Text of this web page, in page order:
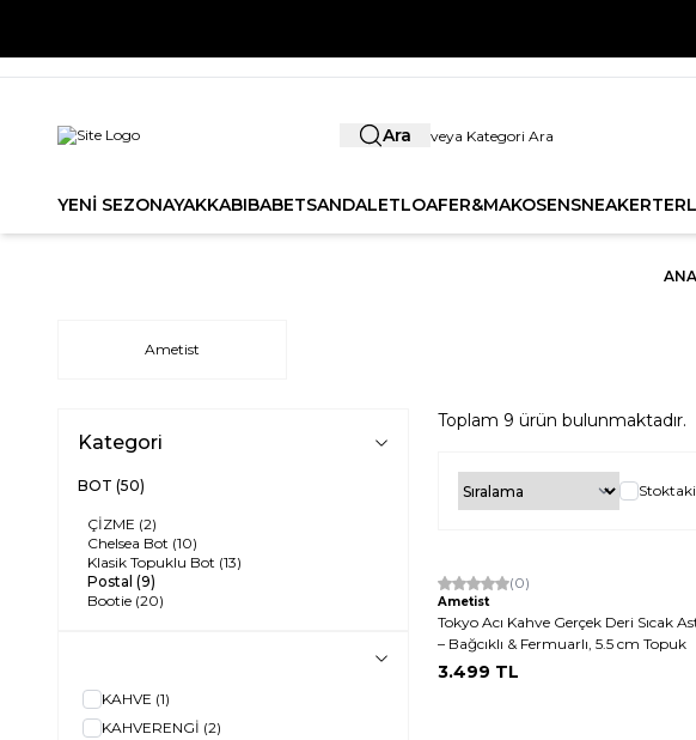
Ara
YENİ SEZONAYAKKABIBABETSANDALETLOAFER&MAKOSENSNEAKER
Ametist
Kategori
BOT (50)
ÇİZME (2)
Chelsea Bot (10)
Klasik Topuklu Bot (13)
Postal (9)
Bootie (20)
KAHVE (1)
KAHVERENGİ (2)
Toplam 9 ürün bulunmaktadır.
Yeni (0)
Ametist
Tokyo Acı Kahve Gerçek Deri Sıcak
– Bağcıklı & Fermuarlı, 5.5 cm Topuk
3.499 TL